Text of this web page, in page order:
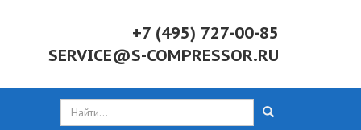
+7 (495) 727-00-85
SERVICE@S-COMPRESSOR.RU